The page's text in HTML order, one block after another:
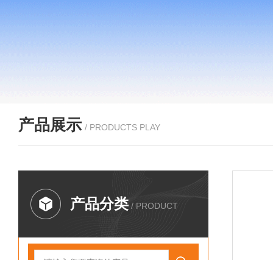
产品展示 / PRODUCTS PLAY
产品分类 / PRODUCT